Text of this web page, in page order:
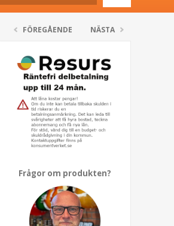
FÖREGÅENDE NÄSTA
Frågor om produkten?